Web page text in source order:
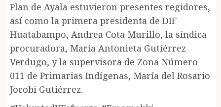
Plan de Ayala estuvieron presentes regidores,
así como la primera presidenta de DIF
Huatabampo, Andrea Cota Murillo, la síndica
procuradora, María Antonieta Gutiérrez
Verdugo, y la supervisora de Zona Número
011 de Primarias Indígenas, María del Rosario
Jocobi Gutiérrez.